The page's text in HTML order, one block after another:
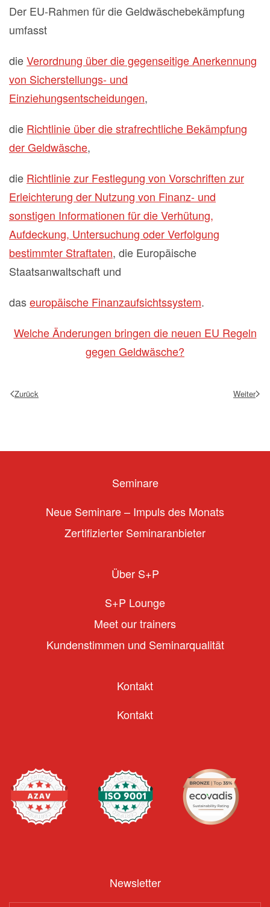
Der EU-Rahmen für die Geldwäschebekämpfung
umfasst
dieVerordnung über die gegenseitige Anerkennung
von Sicherstellungs- und
Einziehungsentscheidungen,
die Richtlinie über die strafrechtliche Bekämpfung
der Geldwäsche,
die Richtlinie zur Festlegung von Vorschriften zur
Erleichterung der Nutzung von Finanz- und
sonstigen Informationen für die Verhütung,
Aufdeckung, Untersuchung oder Verfolgung
bestimmter Straftaten, die Europäische
Staatsanwaltschaft und
daseuropäische Finanzaufsichtssystem.
Welche Änderungen bringen die neuen EU Regeln
gegen Geldwäsche?
Zurück Weiter
Seminare
Neue Seminare – Impuls des Monats
Zertifizierter Seminaranbieter
Über S+P
S+P Lounge
Meet our trainers
Kundenstimmen und Seminarqualität
Kontakt
Kontakt
Newsletter